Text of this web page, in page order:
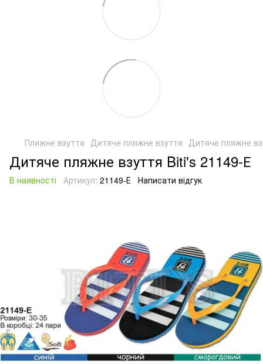
Пляжне взуття Дитяче пляжне взуття Дитяче пляжне
Дитяче пляжне взуття Biti's 21149-Е
В наявності Артикул: 21149-Е Написати відгук